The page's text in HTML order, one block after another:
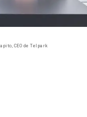
CEO de Telpark